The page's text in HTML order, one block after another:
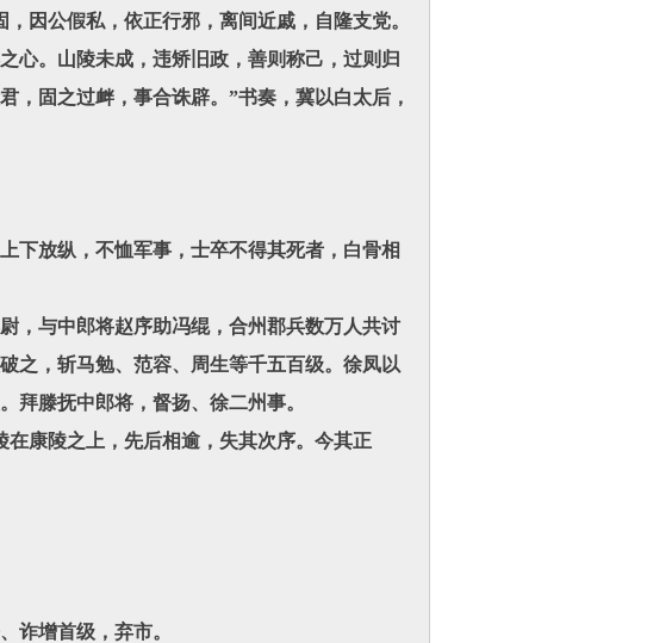
因公假私，依正行邪，离间近戚，自隆支党。
心。山陵未成，违矫旧政，善则称己，过则归
，固之过衅，事合诛辟。”书奏，冀以白太后，
放纵，不恤军事，士卒不得其死者，白骨相
与中郎将赵序助冯绲，合州郡兵数万人共讨
之，斩马勉、范容、周生等千五百级。徐凤以
拜滕抚中郎将，督扬、徐二州事。
康陵之上，先后相逾，失其次序。今其正
增首级，弃市。